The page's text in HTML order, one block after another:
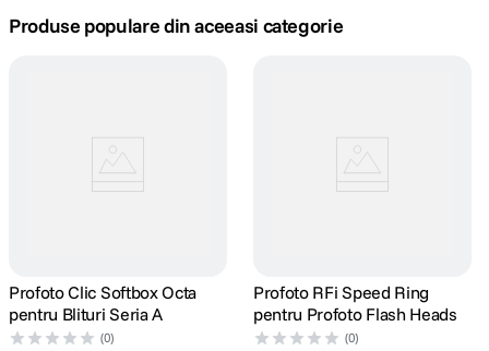
3. trepied telefon
lavaliera
8 . card memorie
9 dji mic mini
Produse populare din aceeasi categorie
Profoto Clic Softbox Octa
pentru Blituri Seria A
(0)
Profoto RFi Speed Ring
pentru Profoto Flash Heads
(0)